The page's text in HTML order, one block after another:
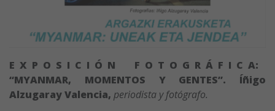
E X P O S I C I Ó N F O T O G R Á F I C A:
“MYANMAR, MOMENTOS Y GENTES”. Íñigo
Alzugaray Valencia, periodista y fotógrafo.